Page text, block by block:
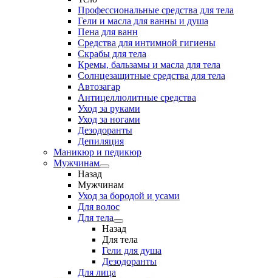
Профессиональные средства для тела
Гели и масла для ванны и душа
Пена для ванн
Средства для интимной гигиены
Скрабы для тела
Кремы, бальзамы и масла для тела
Солнцезащитные средства для тела
Автозагар
Антицеллюлитные средства
Уход за руками
Уход за ногами
Дезодоранты
Депиляция
Маникюр и педикюр
Мужчинам
Назад
Мужчинам
Уход за бородой и усами
Для волос
Для тела
Назад
Для тела
Гели для душа
Дезодоранты
Для лица